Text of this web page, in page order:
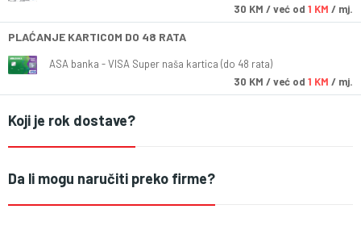
30 KM / već od 1 KM / mj.
PLAĆANJE KARTICOM DO 48 RATA
ASA banka - VISA Super naša kartica (do 48 rata)
30 KM / već od 1 KM / mj.
Koji je rok dostave?
Da li mogu naručiti preko firme?